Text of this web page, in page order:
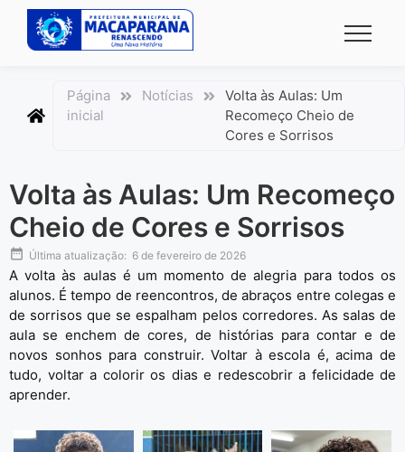
conteúdo
Página
inicial
Notícias
Volta às Aulas: Um
Recomeço Cheio de
Cores e Sorrisos
Volta às Aulas: Um Recomeço
Cheio de Cores e Sorrisos
Última atualização: 6 de fevereiro de 2026
A volta às aulas é um momento de alegria para todos os
alunos. É tempo de reencontros, de abraços entre colegas e
de sorrisos que se espalham pelos corredores. As salas de
aula se enchem de cores, de histórias para contar e de
novos sonhos para construir. Voltar à escola é, acima de
tudo, voltar a colorir os dias e redescobrir a felicidade de
aprender.